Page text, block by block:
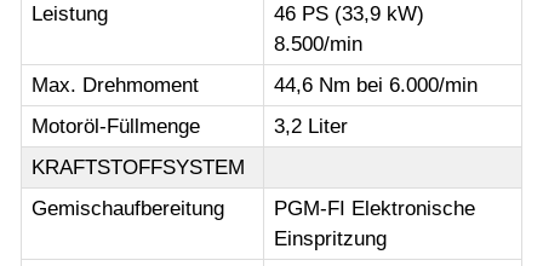
Leistung
46 PS (33,9 kW)
8.500/min
Max. Drehmoment
44,6 Nm bei 6.000/min
Motoröl-Füllmenge
3,2 Liter
KRAFTSTOFFSYSTEM
Gemischaufbereitung
PGM-FI Elektronische
Einspritzung